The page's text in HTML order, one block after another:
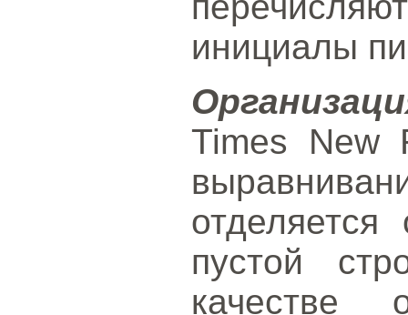
инициалы
Times New
пустой
качестве